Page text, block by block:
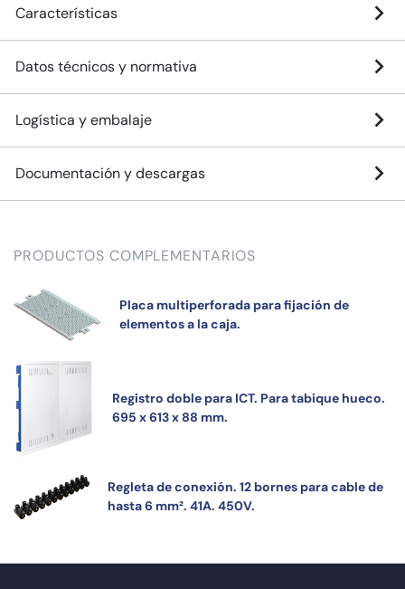
Características
Datos técnicos y normativa
Logística y embalaje
Documentación y descargas
PRODUCTOS COMPLEMENTARIOS
Placa multiperforada para fijación de
elementos a la caja.
Registro doble para ICT. Para tabique hueco.
695 x 613 x 88 mm.
Regleta de conexión. 12 bornes para cable de
hasta 6 mm². 41A. 450V.